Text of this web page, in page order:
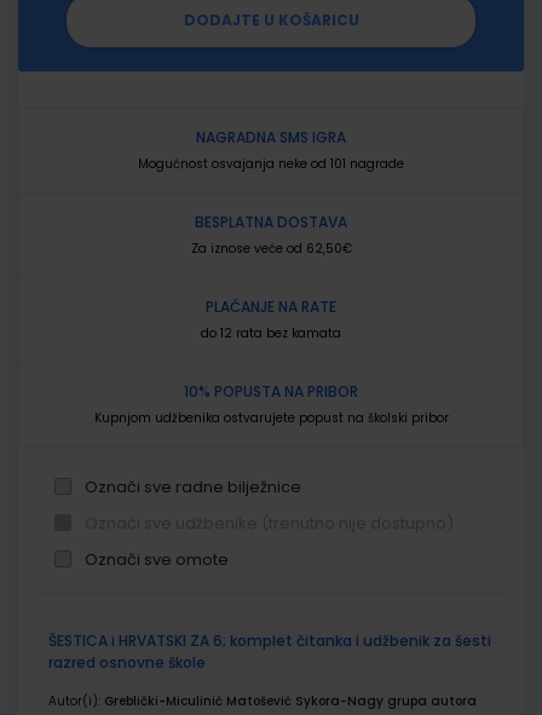
DODAJTE U KOŠARICU
NAGRADNA SMS IGRA
Mogućnost osvajanja neke od 101 nagrade
BESPLATNA DOSTAVA
Za iznose veće od 62,50€
PLAĆANJE NA RATE
do 12 rata bez kamata
10% POPUSTA NA PRIBOR
Kupnjom udžbenika ostvarujete popust na školski pribor
Označi sve radne bilježnice
Označi sve omote
proizvodi
ŠESTICA i HRVATSKI ZA 6; komplet čitanka i udžbenik za šesti
razred osnovne škole
Autor(i): Greblički-Miculinić Matošević Sykora-Nagy grupa autora